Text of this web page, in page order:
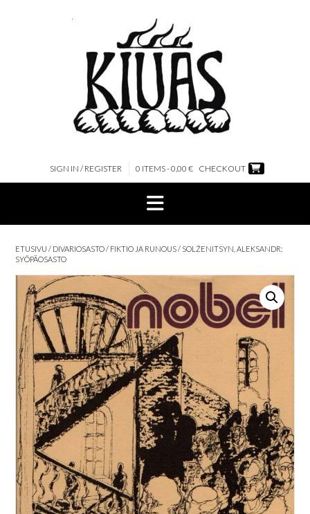
SIGN IN / REGISTER 0 ITEMS - 0,00 € CHECKOUT
ETUSIVU / DIVARIOSASTO/ FIKTIO JA RUNOUS/ SOLŽENITSYN, ALEKSANDR:
SYÖPÄOSASTO